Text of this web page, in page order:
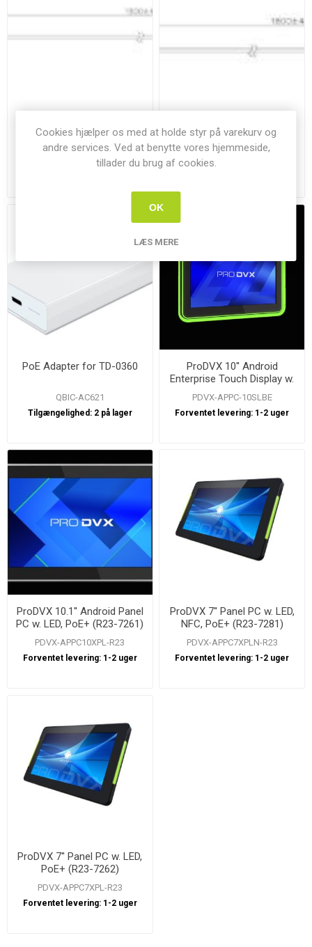
WRP-1000 Series
IAD-PPA-102
Forventet levering:1-2 uger
XDS-1078-A7/A9
IAD-PPA-101
Tilgængelighed:
PoE Adapter for TD-0360
QBIC-AC621
Tilgængelighed: 2 på lager
ProDVX 10'' Android
Enterprise Touch Display w.
GMS
PDVX-APPC-10SLBE
Forventet levering: 1-2 uger
ProDVX 10.1'' Android Panel
PC w. LED, PoE+ (R23-7261)
PDVX-APPC10XPL-R23
Forventet levering: 1-2 uger
ProDVX 7'' Panel PC w. LED,
NFC, PoE+ (R23-7281)
PDVX-APPC7XPLN-R23
Forventet levering: 1-2 uger
ProDVX 7'' Panel PC w. LED,
PoE+ (R23-7262)
PDVX-APPC7XPL-R23
Forventet levering: 1-2 uger
Cookies hjælper os med at holde styr på varekurv og
andre services. Ved at benytte vores hjemmeside,
tillader du brug af cookies.
OK
LÆS MERE